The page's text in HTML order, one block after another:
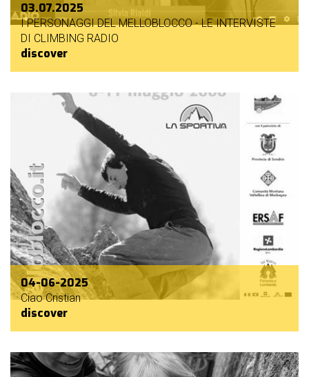
03.07.2025
I PERSONAGGI DEL MELLOBLOCCO - LE INTERVISTE
DI CLIMBING RADIO
discover
04-06-2025
Ciao Cristian
discover